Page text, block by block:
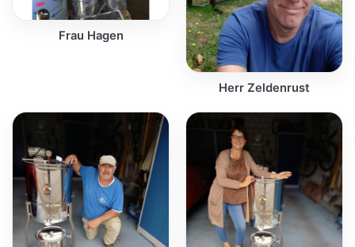
Frau Hagen
Herr Zeldenrust